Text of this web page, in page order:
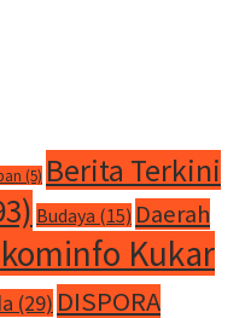
(5) Berita Terkini
Budaya (15) Daerah
Kukar
(29) DISPORA